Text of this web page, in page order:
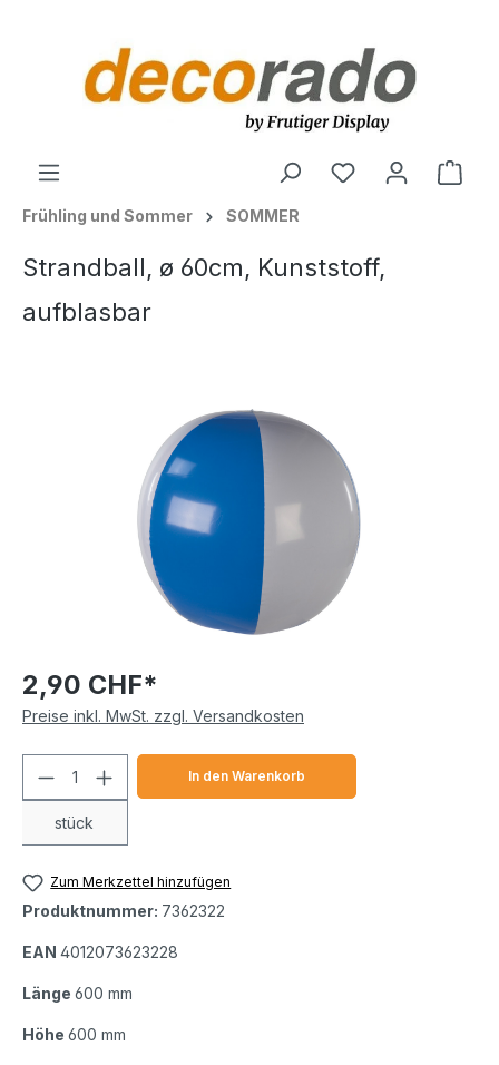
Frühling und Sommer SOMMER
Strandball, ø 60cm, Kunststoff,
aufblasbar
2,90 CHF*
Preise inkl. MwSt. zzgl. Versandkosten
Produkt Anzahl: Gib den
stück
In den Warenkorb
Zum Merkzettel hinzufügen
Produktnummer: 7362322
EAN 4012073623228
Länge 600 mm
Höhe 600 mm